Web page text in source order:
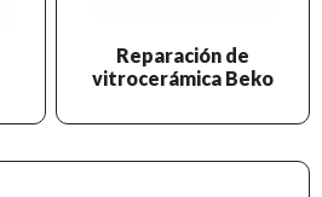
Reparación de
vitrocerámica Beko